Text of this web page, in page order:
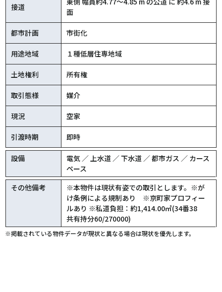
接道
面
都市計画 市街化
用途地域 １種低層住専地域
土地権利 所有権
取引態様 媒介
現況 空家
引渡時期 即時
設備
電気 ／ 上水道 ／ 下水道 ／ 都市ガス ／ カース
ペース
その他備考
※本物件は現状有姿での取引とします。※が
け条例による規制あり ※京町家プロフィー
ルあり ※私道負担：約1,414.00㎡(34番38
共有持分60/270000)
※掲載されている物件データが現状と異なる場合は現状を優先します。